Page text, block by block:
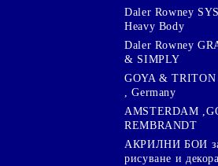
Daler Rowney
Heavy Body
Daler Rowney
& SIMPLY
GOYA &
, Germany
AMSTERDAM
REMBRANDT
АКРИЛНИ БОИ
рисуване и